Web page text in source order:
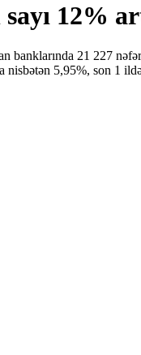
12%
21 227
5,95%, son 1